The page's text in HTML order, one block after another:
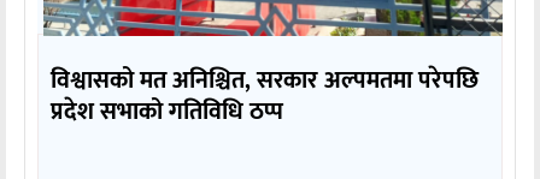
विश्वासको मत अनिश्चित, सरकार अल्पमतमा परेपछि
प्रदेश सभाको गतिविधि ठप्प